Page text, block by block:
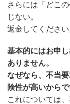
さらには「どこ
じない。
返金してくださ
基本的にはお申
ありません。
なぜなら、不当
険性が高いからで
これについては